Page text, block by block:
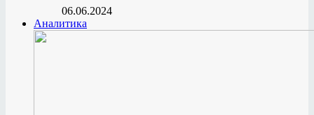
06.06.2024
Аналитика